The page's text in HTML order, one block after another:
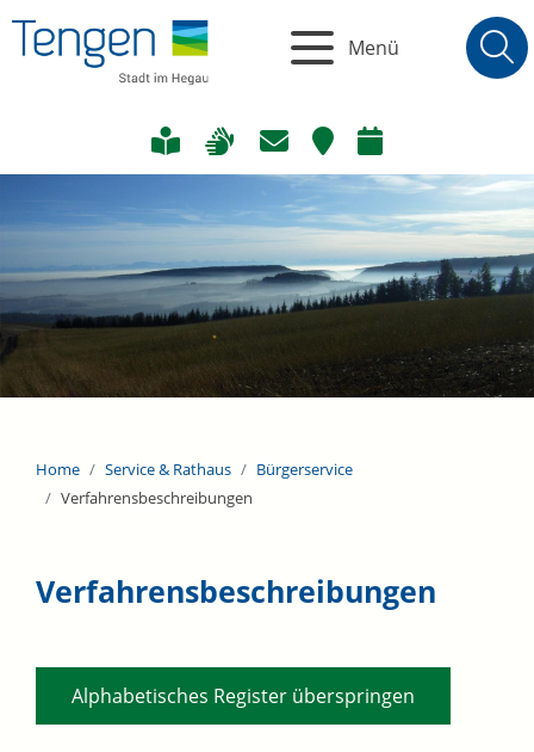
Menü
Home Service & Rathaus
Bürgerservice
Verfahrensbeschreibungen
Verfahrensbeschreibungen
Alphabetisches Register überspringen